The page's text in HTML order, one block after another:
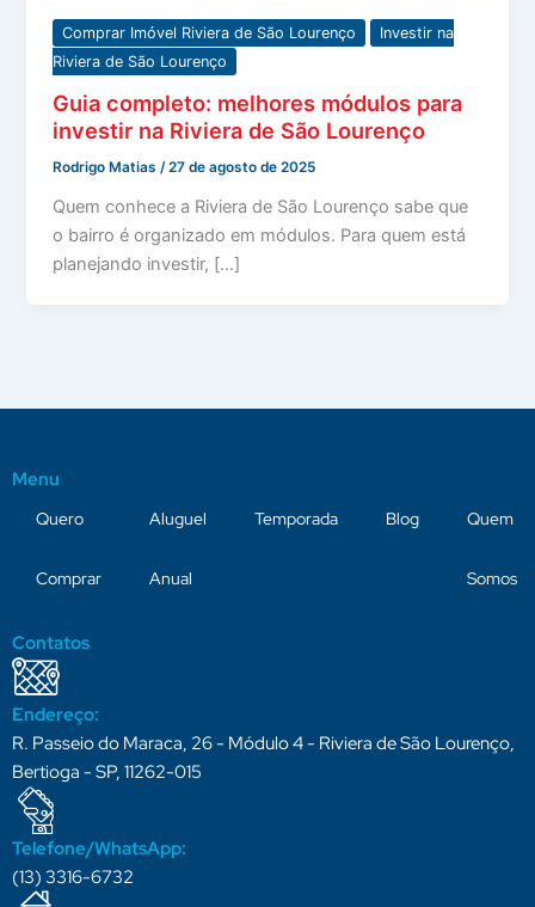
Comprar Imóvel Riviera de São Lourenço
Investir na
Riviera de São Lourenço
Guia completo: melhores módulos para
investir na Riviera de São Lourenço
Rodrigo Matias/27 de agosto de 2025
Quem conhece a Riviera de São Lourenço sabe que
o bairro é organizado em módulos. Para quem está
planejando investir, […]
Menu
Quero
Comprar
Aluguel
Anual
Temporada Blog Quem
Somos
Contatos
Endereço:
R. Passeio do Maraca, 26 - Módulo 4 - Riviera de São Lourenço,
Bertioga - SP, 11262-015
Telefone/WhatsApp:
(13) 3316-6732